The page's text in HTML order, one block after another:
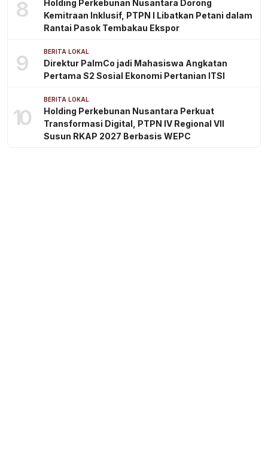
8
Holding Perkebunan Nusantara Dorong
Kemitraan Inklusif, PTPN I Libatkan Petani dalam
Rantai Pasok Tembakau Ekspor
9 BERITA LOKAL
Direktur PalmCo jadi Mahasiswa Angkatan
Pertama S2 Sosial Ekonomi Pertanian ITSI
10
BERITA LOKAL
Holding Perkebunan Nusantara Perkuat
Transformasi Digital, PTPN IV Regional VII
Susun RKAP 2027 Berbasis WEPC